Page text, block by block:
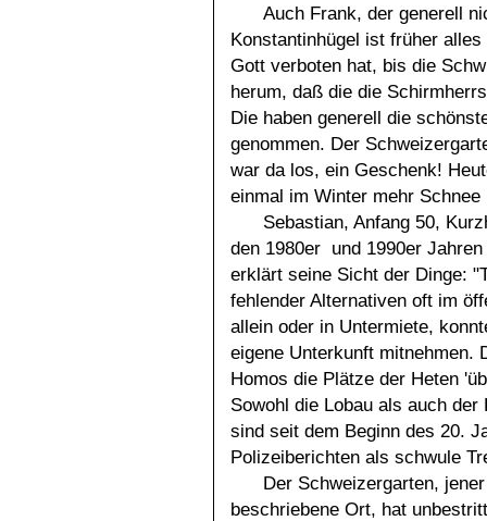
Auch Frank, der generell
Konstantinhügel ist früher
Gott verboten hat, bis die
herum, daß die die
Die haben generell die
genommen. Der
war da los, ein Geschenk!
einmal im Winter mehr
Sebastian, Anfang 50,
den 1980er und 1990er
erklärt seine Sicht der Dinge:
fehlender Alternativen oft im
allein oder in Untermiete,
eigene Unterkunft mitnehmen.
Homos die Plätze der Heten
Sowohl die Lobau als auch
sind seit dem Beginn des 20.
Polizeiberichten als schwule
Der Schweizergarten,
beschriebene Ort, hat